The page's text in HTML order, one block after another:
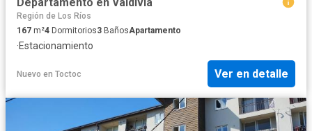
Región de Los Ríos
167 m²4 Dormitorios3 BañosApartamento
·Estacionamiento
Nuevo en Toctoc Ver en detalle